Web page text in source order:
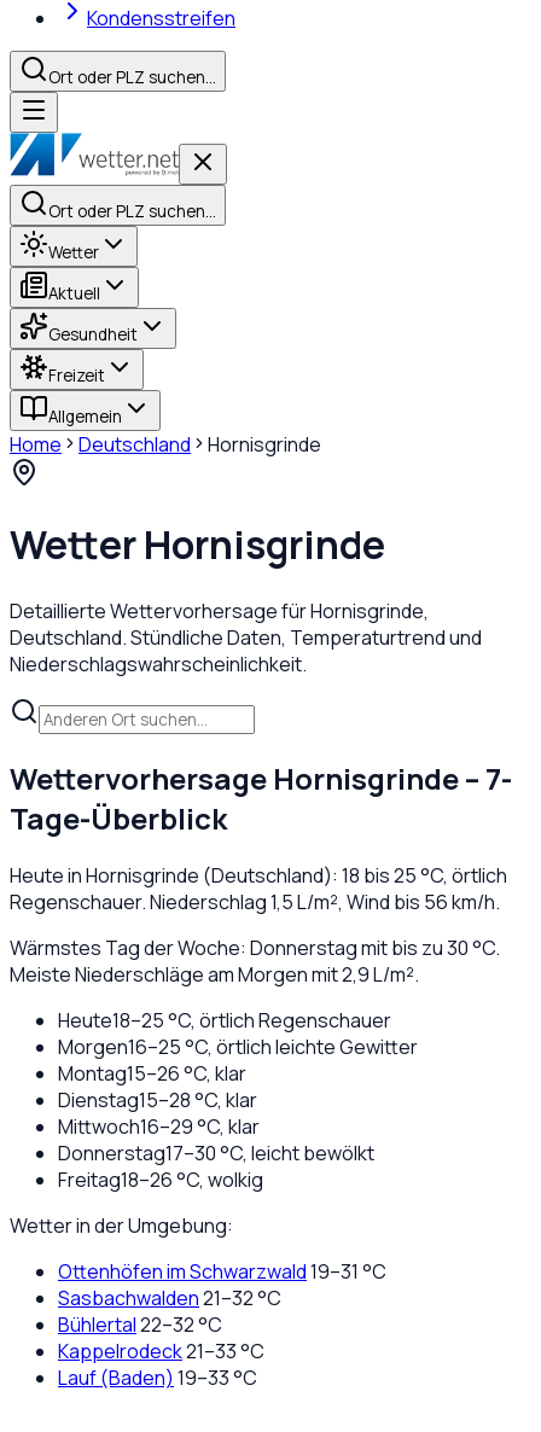
Kondensstreifen
Ort oder PLZ suchen…
Ort oder PLZ suchen…
Wetter
Aktuell
Gesundheit
Freizeit
Allgemein
Home Deutschland Hornisgrinde
WetterHornisgrinde
Detaillierte Wettervorhersage fürHornisgrinde,
Deutschland. Stündliche Daten, Temperaturtrend und
Niederschlagswahrscheinlichkeit.
Wettervorhersage Hornisgrinde– 7-
Tage-Überblick
Heute inHornisgrinde (Deutschland): 18 bis25°C, örtlich
Regenschauer. Niederschlag1,5L/m², Wind bis 56km/h.
Wärmstes Tag der Woche: Donnerstag mit bis zu 30 °C.
Meiste Niederschläge am Morgen mit 2,9 L/m².
Heute18–25°C, örtlich Regenschauer
Morgen16–25°C, örtlich leichte Gewitter
Montag15–26°C, klar
Dienstag15–28°C, klar
Mittwoch16–29°C, klar
Donnerstag17–30°C, leicht bewölkt
Freitag18–26°C, wolkig
Wetter in der Umgebung:
Ottenhöfen im Schwarzwald19–31 °C
Sasbachwalden21–32°C
Bühlertal22–32°C
Kappelrodeck21–33°C
Lauf (Baden) 19–33°C